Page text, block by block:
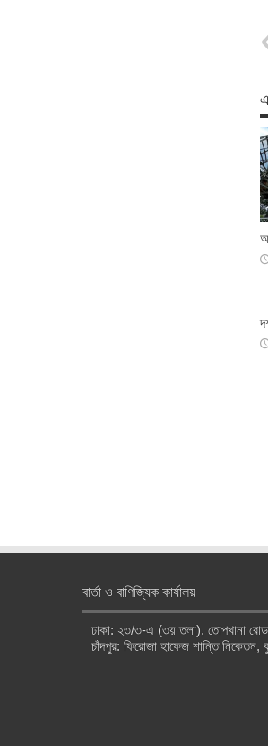
বার্তা ও বাণিজ্যিক কার্যালয়
ঢাকা: ২৩/৩-এ (৩য় তলা), তোপখানা
চাঁদপুর: ফিরোজা হাফেজ শান্তি নিকেতন,